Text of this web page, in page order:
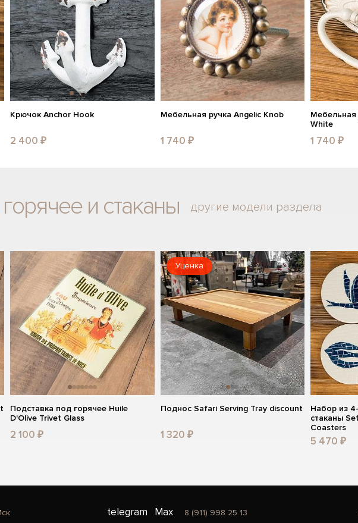
Крючок Anchor Hook
2 400 ₽
Мебельная ручка Angelic Knob
1 740 ₽
Мебельная
White
1 740 ₽
и стаканы другие модели раздела
Подставка под горячее Huile
D'Olive Trivet Glass
2 100 ₽
Уценка
Поднос Safari Serving Tray discount
1 320 ₽
Набор из
стаканы
Coasters
5 470 ₽
telegram Max 8 (911) 998 25 13